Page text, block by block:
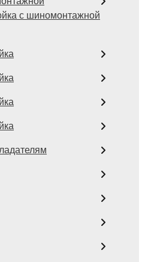
с шиномонтажной